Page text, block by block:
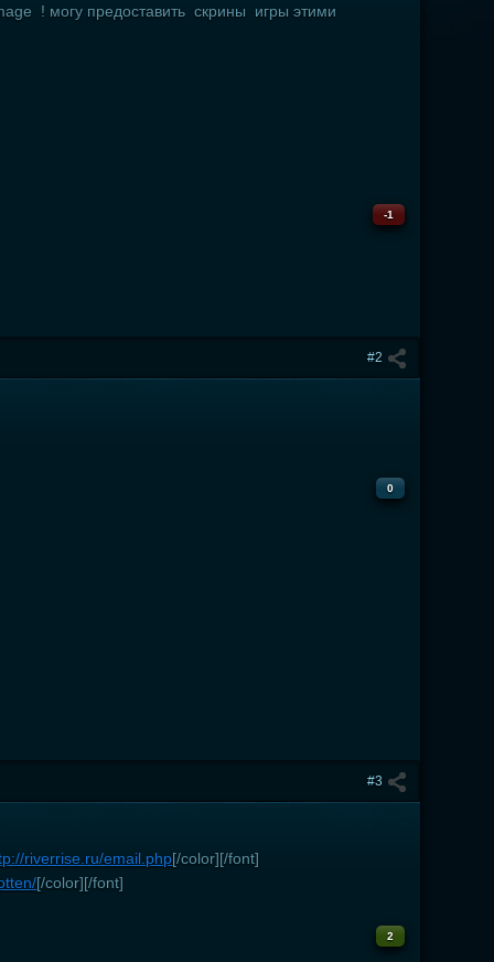
! могу предоставить скрины игры этими
-1
#2
0
#3
riverrise.ru/email.php[/color][/font]
[/color][/font]
2